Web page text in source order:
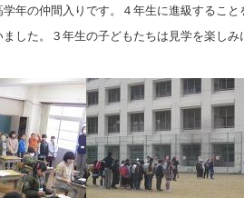
学年の仲間入りです。４年生に進級すること
した。３年生の子どもたちは見学を楽しみ